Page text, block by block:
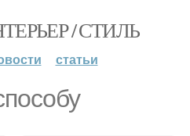
/ СТИЛЬ
статьи